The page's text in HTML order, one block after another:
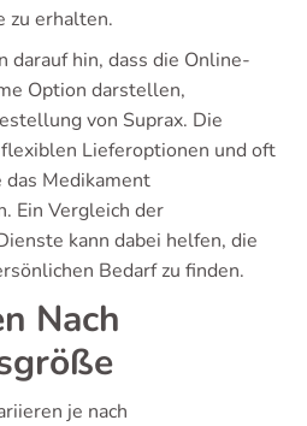
zu erhalten.
hin, dass die Online-
Option darstellen,
von Suprax. Die
Lieferoptionen und oft
das Medikament
Ein Vergleich der
kann dabei helfen, die
Bedarf zu finden.
Nach
je nach